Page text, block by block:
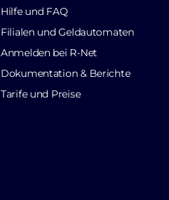
Hilfe und FAQ
Filialen und Geldautomaten
Anmelden bei R-Net
Dokumentation & Berichte
Tarife und Preise